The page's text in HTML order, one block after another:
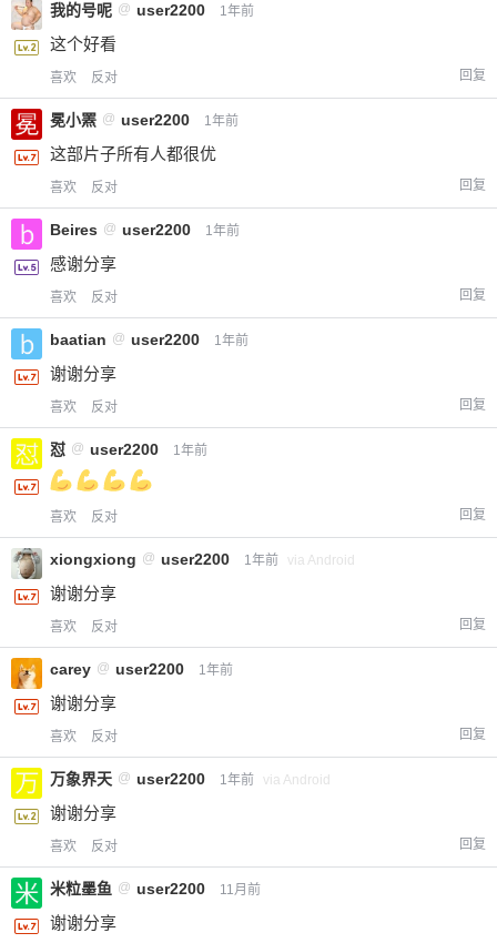
我的号呢 @ user2200 1年前
这个好看
喜欢 反对 回复
冕小罴 @ user2200 1年前
这部片子所有人都很优
喜欢 反对 回复
Beires @ user2200 1年前
感谢分享
喜欢 反对 回复
baatian @ user2200 1年前
谢谢分享
喜欢 反对 回复
怼 @ user2200 1年前
喜欢 反对 回复
xiongxiong @ user2200 1年前 via Android
谢谢分享
喜欢 反对 回复
carey @ user2200 1年前
谢谢分享
喜欢 反对 回复
万象界天 @ user2200 1年前 via Android
谢谢分享
喜欢 反对 回复
米粒墨鱼 @ user2200 11月前
谢谢分享